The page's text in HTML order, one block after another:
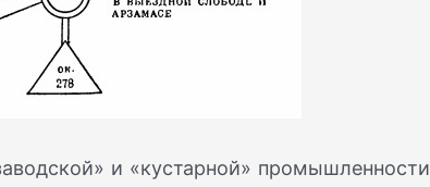
и «кустарной» промышленности